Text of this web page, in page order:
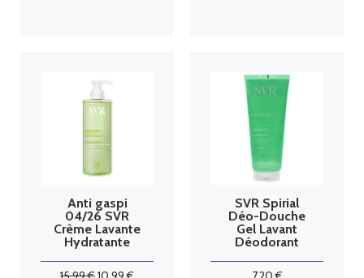
Anti gaspi
04/26 SVR
Crème Lavante
Hydratante
SVR Spirial
Déo-Douche
Gel Lavant
Déodorant